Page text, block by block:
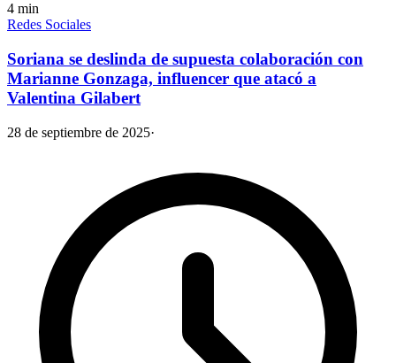
4 min
Redes Sociales
Soriana se deslinda de supuesta colaboración con
Marianne Gonzaga, influencer que atacó a
Valentina Gilabert
28 de septiembre de 2025·